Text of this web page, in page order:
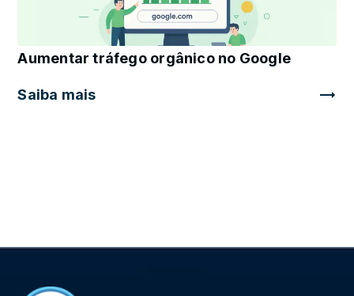
Aumentar tráfego orgânico no Google
Saiba mais